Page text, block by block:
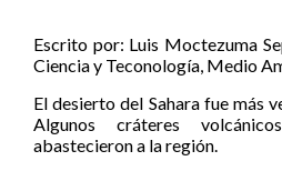
Escrito por: Luis Moctezuma
Ciencia y Teconología, Medio
El desierto del Sahara fue más
Algunos cráteres
abastecieron a la región.